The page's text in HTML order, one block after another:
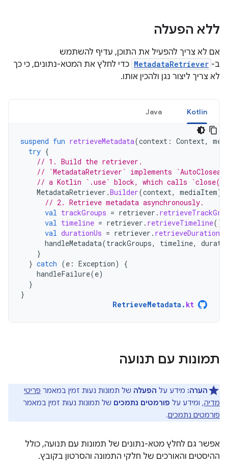
ללא הפעלה
אם לא צריך להפעיל את התוכן, עדיף להשתמש
ב- MetadataRetriever כדי לחלץ את המטא-נתונים, כי כך
לא צריך ליצור נגן ולהכין אותו.
Kotlin
Java
suspend fun retrieveMetadata(context : Context,
try {
// 1. Build the retriever.
// `MetadataRetriever` implements
// a Kotlin `.use` block, which calls
MetadataRetriever .Builder(context, mediaItem).
// 2. Retrieve metadata asynchronously.
val trackGroups = retriever .
val timeline = retriever . retrieveTimeline().
val durationUs = retriever . retrieveDurationUs
handleMetadata(trackGroups, timeline,
}
} catch (e : Exception)
{
handleFailure(e)
}
}
RetrieveMetadata . kt
תמונות עם תנועה
הערה: מידע על הפעלה של תמונות נעות זמין במאמר פריטי
מדיה, ומידע על פורמטים נתמכים של תמונות נעות זמין במאמר
פורמטים נתמכים.
אפשר גם לחלץ מטא-נתונים של תמונות עם תנועה, כולל
ההיסטים והאורכים של חלקי התמונה והסרטון בקובץ.